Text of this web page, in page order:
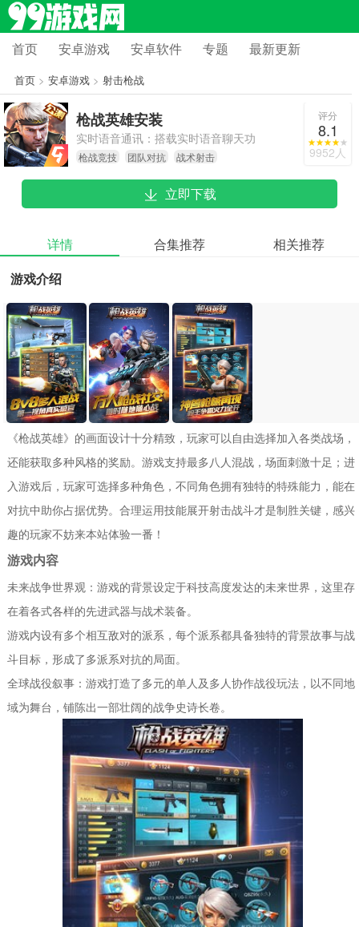
首页 安卓游戏 安卓软件 专题 最新更新
首页> 安卓游戏> 射击枪战
枪战英雄安装
实时语音通讯：搭载实时语音聊天功
能，方便玩家在战斗过程中即时沟通
战略与战术。
枪战竞技 团队对抗 战术射击
评分
8.1
9952人
立即下载
详情 合集推荐
相关推荐
游戏介绍
《枪战英雄》的画面设计十分精致，玩家可以自由选择加入各类战场，
还能获取多种风格的奖励。游戏支持最多八人混战，场面刺激十足；进
入游戏后，玩家可选择多种角色，不同角色拥有独特的特殊能力，能在
对抗中助你占据优势。合理运用技能展开射击战斗才是制胜关键，感兴
趣的玩家不妨来本站体验一番！
游戏内容
未来战争世界观：游戏的背景设定于科技高度发达的未来世界，这里存
在着各式各样的先进武器与战术装备。
游戏内设有多个相互敌对的派系，每个派系都具备独特的背景故事与战
斗目标，形成了多派系对抗的局面。
全球战役叙事：游戏打造了多元的单人及多人协作战役玩法，以不同地
域为舞台，铺陈出一部壮阔的战争史诗长卷。